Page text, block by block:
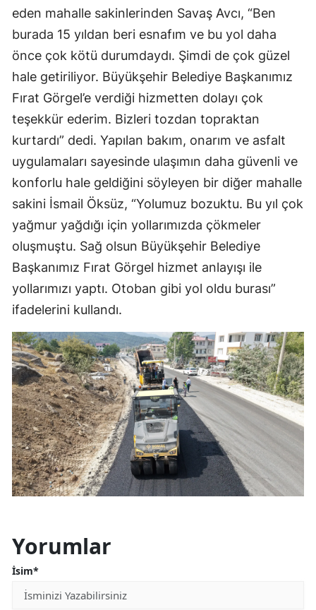
eden mahalle sakinlerinden Savaş Avcı, “Ben
burada 15 yıldan beri esnafım ve bu yol daha
önce çok kötü durumdaydı. Şimdi de çok güzel
hale getiriliyor. Büyükşehir Belediye Başkanımız
Fırat Görgel’e verdiği hizmetten dolayı çok
teşekkür ederim. Bizleri tozdan topraktan
kurtardı” dedi. Yapılan bakım, onarım ve asfalt
uygulamaları sayesinde ulaşımın daha güvenli ve
konforlu hale geldiğini söyleyen bir diğer mahalle
sakini İsmail Öksüz, “Yolumuz bozuktu. Bu yıl çok
yağmur yağdığı için yollarımızda çökmeler
oluşmuştu. Sağ olsun Büyükşehir Belediye
Başkanımız Fırat Görgel hizmet anlayışı ile
yollarımızı yaptı. Otoban gibi yol oldu burası”
ifadelerini kullandı.
Yorumlar
İsim*